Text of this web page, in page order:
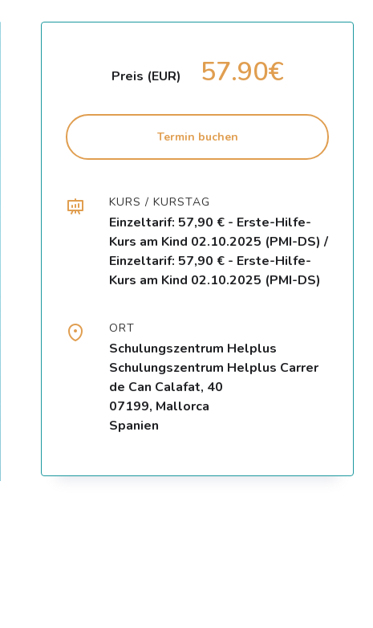
Preis (EUR) 57.90€
Termin buchen
KURS / KURSTAG
Einzeltarif: 57,90 € - Erste-Hilfe-
Kurs am Kind 02.10.2025 (PMI-DS) /
Einzeltarif: 57,90 € - Erste-Hilfe-
Kurs am Kind 02.10.2025 (PMI-DS)
ORT
Schulungszentrum Helplus
Schulungszentrum Helplus Carrer
de Can Calafat, 40
07199, Mallorca
Spanien